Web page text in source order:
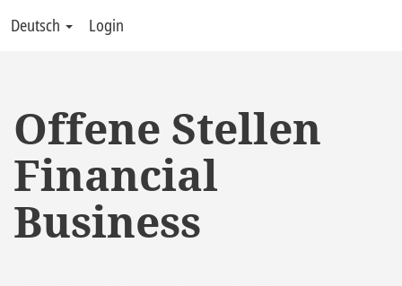
Deutsch Login
Offene Stellen
Financial
Business